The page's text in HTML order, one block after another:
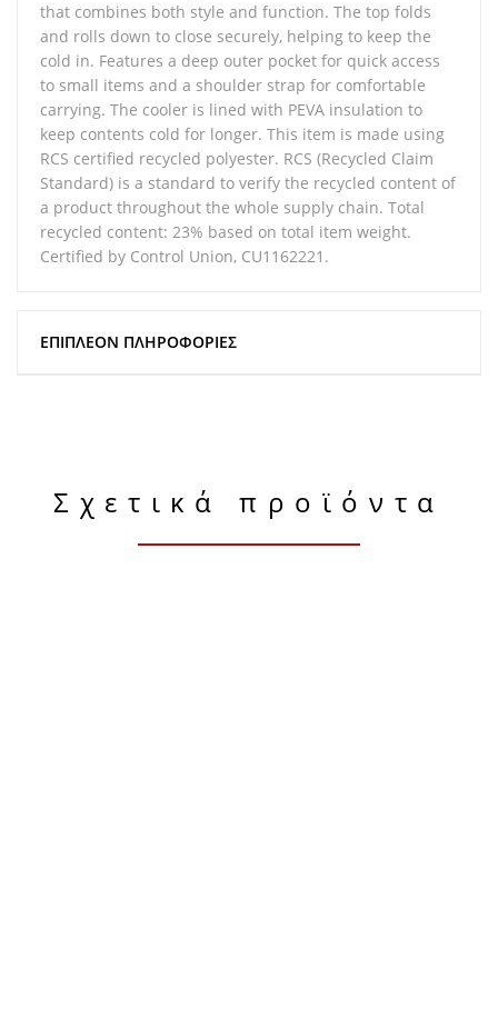
that combines both style and function. The top folds
and rolls down to close securely, helping to keep the
cold in. Features a deep outer pocket for quick access
to small items and a shoulder strap for comfortable
carrying. The cooler is lined with PEVA insulation to
keep contents cold for longer. This item is made using
RCS certified recycled polyester. RCS (Recycled Claim
Standard) is a standard to verify the recycled content of
a product throughout the whole supply chain. Total
recycled content: 23% based on total item weight.
Certified by Control Union, CU1162221.
ΕΠΙΠΛΈΟΝ ΠΛΗΡΟΦΟΡΊΕΣ
Σχετικά προϊόντα